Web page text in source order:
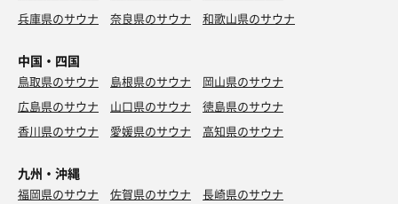
兵庫県のサウナ
奈良県のサウナ 和歌山県のサウナ
中国・四国
鳥取県のサウナ 島根県のサウナ
岡山県のサウナ
広島県のサウナ
山口県のサウナ
徳島県のサウナ
香川県のサウナ
愛媛県のサウナ 高知県のサウナ
九州・沖縄
福岡県のサウナ 佐賀県のサウナ
長崎県のサウナ